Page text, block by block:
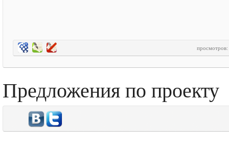
просмотров:
Предложения по проекту